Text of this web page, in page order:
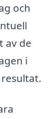
och
av de
i